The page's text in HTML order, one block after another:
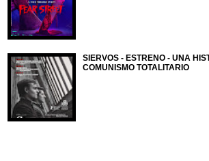
SIERVOS - ESTRENO - UNA
COMUNISMO TOTALITARIO